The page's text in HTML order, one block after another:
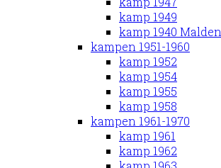
kamp 1949
kamp 1940 Malden
kampen 1951-1960
kamp 1952
kamp 1954
kamp 1955
kamp 1958
kampen 1961-1970
kamp 1961
kamp 1962